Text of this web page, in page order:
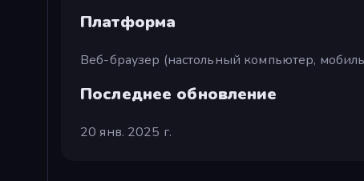
Платформа
Веб-браузер (настольный компьютер,
Последнее обновление
20 янв. 2025 г.